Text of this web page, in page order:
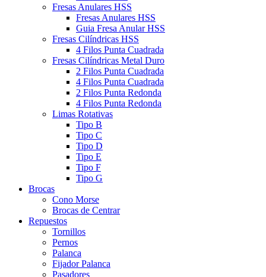
Fresas Anulares HSS
Fresas Anulares HSS
Guia Fresa Anular HSS
Fresas Cilíndricas HSS
4 Filos Punta Cuadrada
Fresas Cilíndricas Metal Duro
2 Filos Punta Cuadrada
4 Filos Punta Cuadrada
2 Filos Punta Redonda
4 Filos Punta Redonda
Limas Rotativas
Tipo B
Tipo C
Tipo D
Tipo E
Tipo F
Tipo G
Brocas
Cono Morse
Brocas de Centrar
Repuestos
Tornillos
Pernos
Palanca
Fijador Palanca
Pasadores